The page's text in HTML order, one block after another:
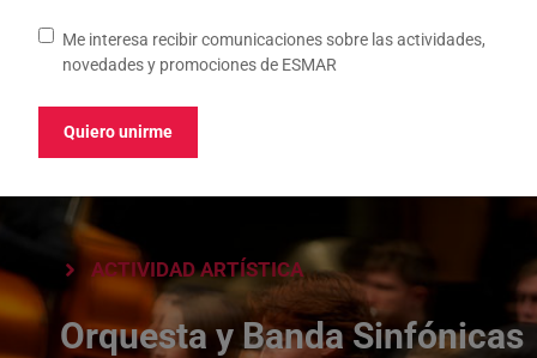
ACTIVIDAD ARTÍSTICA
Orquesta y Banda Sinfónicas
Me interesa recibir comunicaciones sobre las actividades,
novedades y promociones de ESMAR
Quiero unirme